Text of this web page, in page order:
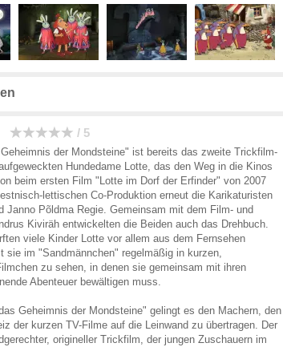
/ 5
der Mondsteine" ist bereits das zweite Trickfilm-
Hundedame Lotte, das den Weg in die Kinos
beim ersten Film "Lotte im Dorf der Erfinder" von 2007
lettischen Co-Produktion erneut die Karikaturisten
Janno Põldma Regie. Gemeinsam mit dem Film- und
Kiviräh entwickelten die Beiden auch das Drehbuch.
viele Kinder Lotte vor allem aus dem Fernsehen
sie im "Sandmännchen" regelmäßig in kurzen,
zu sehen, in denen sie gemeinsam mit ihren
Abenteuer bewältigen muss.
Geheimnis der Mondsteine" gelingt es den Machern, den
der kurzen TV-Filme auf die Leinwand zu übertragen. Der
origineller Trickfilm, der jungen Zuschauern im